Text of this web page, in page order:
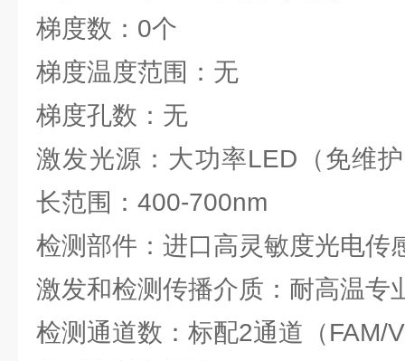
梯度数：0个
梯度温度范围：无
梯度孔数：无
激发光源：大功率LED（免维
长范围：400-700nm
检测部件：进口高灵敏度光电传
激发和检测传播介质：耐高温专
检测通道数：标配2通道（FAM/